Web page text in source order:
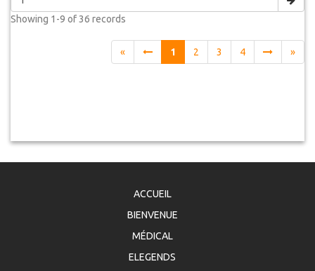
Showing 1-9 of 36 records
« 1 2 3 4 »
ACCUEIL
BIENVENUE
MÉDICAL
ELEGENDS